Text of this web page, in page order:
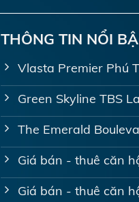
THÔNG TIN NỔI
Vlasta Premier Phú
Green Skyline TBS
The Emerald
Giá bán - thuê căn
Giá bán - thuê căn